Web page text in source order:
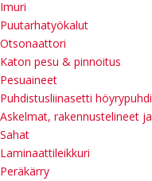
Imuri
Puutarhatyökalut
Otsonaattori
Katon pesu & pinnoitus
Pesuaineet
Puhdistusliinasetti
Askelmat, rakennustelineet
Sahat
Laminaattileikkuri
Peräkärry